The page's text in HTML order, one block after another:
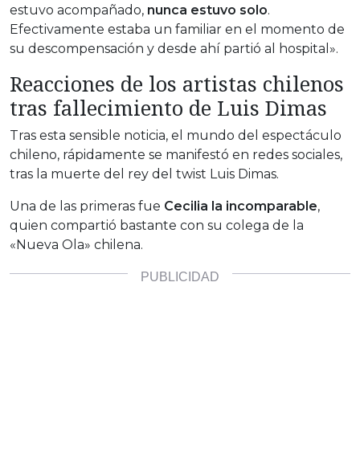
estuvo acompañado, nunca estuvo solo.
Efectivamente estaba un familiar en el momento de
su descompensación y desde ahí partió al hospital».
Reacciones de los artistas chilenos
tras fallecimiento de Luis Dimas
Tras esta sensible noticia, el mundo del espectáculo
chileno, rápidamente se manifestó en redes sociales,
tras la muerte del rey del twist Luis Dimas.
Una de las primeras fue Cecilia la incomparable,
quien compartió bastante con su colega de la
«Nueva Ola» chilena.